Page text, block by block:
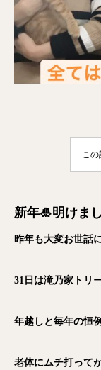
こ
新年🎍明けま
昨年も大変お世話
31日は滝乃家トリ
年越しと毎年の恒
老体にムチ打って